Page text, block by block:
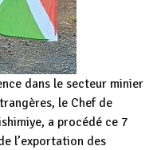
dans le secteur minier
le Chef de
a procédé ce 7
l’exportation des